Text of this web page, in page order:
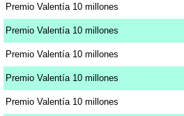
Premio Valentía 10 millones
Premio Valentía 10 millones
Premio Valentía 10 millones
Premio Valentía 10 millones
Premio Valentía 10 millones